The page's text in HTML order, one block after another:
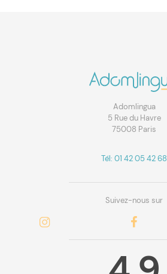
Adomlingua
5 Rue du Havre
75008 Paris
Tél: 01 42 05 42 68
Suivez-nous sur